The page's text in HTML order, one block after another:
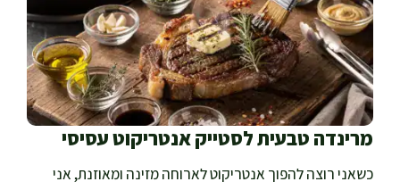
מרינדה טבעית לסטייק אנטריקוט עסיסי
כשאני רוצה להפוך אנטריקוט לארוחה מזינה ומאוזנת, אני